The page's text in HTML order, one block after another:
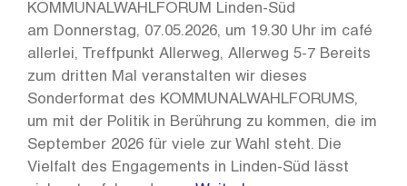
KOMMUNALWAHLFORUM Linden-Süd
am Donnerstag, 07.05.2026, um 19.30 Uhr im café
allerlei, Treffpunkt Allerweg, Allerweg 5-7 Bereits
zum dritten Mal veranstalten wir dieses
Sonderformat des KOMMUNALWAHLFORUMS,
um mit der Politik in Berührung zu kommen, die im
September 2026 für viele zur Wahl steht. Die
Vielfalt des Engagements in Linden-Süd lässt